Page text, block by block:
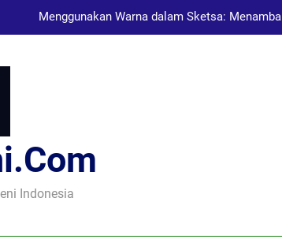
Menggunakan Warna dalam Sketsa:
Visual dan Implikasi Sosial: Menggugah Kesadaran
Menggunakan Warna dalam Sketsa:
Karya Sketsa Sebagai Alat Pembelajaran dalam
Indonesia